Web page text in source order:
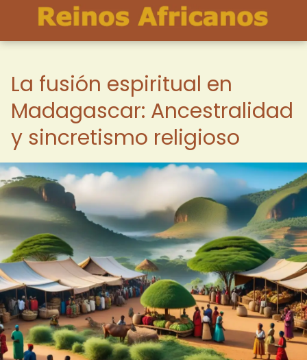
La fusión espiritual en
Madagascar: Ancestralidad
y sincretismo religioso